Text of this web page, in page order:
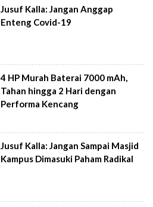
Jusuf Kalla: Jangan Anggap
Enteng Covid-19
4 HP Murah Baterai 7000 mAh,
Tahan hingga 2 Hari dengan
Performa Kencang
Jusuf Kalla: Jangan Sampai Masjid
Kampus Dimasuki Paham Radikal